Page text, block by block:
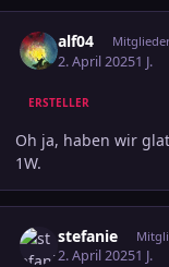
alf04
2. April 20251 J.
ERSTELLER
Oh ja, haben wir
1W.
stefanie
2. April 20251 J.